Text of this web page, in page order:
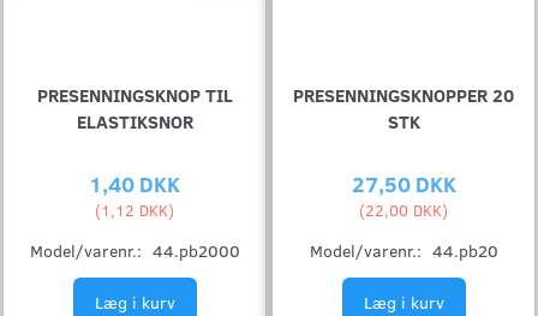
PRESENNINGSKNOP TIL
ELASTIKSNOR
1,40 DKK
(1,12 DKK)
Model/varenr.: 44.pb2000
Læg i kurv
PRESENNINGSKNOPPER 20
STK
27,50 DKK
(22,00 DKK)
Model/varenr.: 44.pb20
Læg i kurv